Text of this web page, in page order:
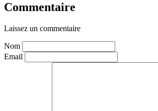
Commentaire
Laissez un commentaire
Nom
Email